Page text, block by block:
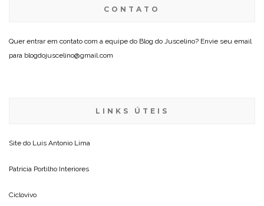
CONTATO
Quer entrar em contato com a equipe do Blog do Juscelino? Envie seu email
para blogdojuscelino@gmail.com
LINKS ÚTEIS
Site do Luis Antonio Lima
Patricia Portilho Interiores
Ciclovivo